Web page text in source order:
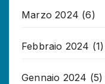
Marzo 2024 (6)
Febbraio 2024 (1)
Gennaio 2024 (5)